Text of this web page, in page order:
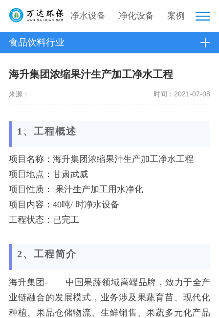
净水设备 净化设备 案例
食品饮料行业
海升集团浓缩果汁生产加工净水工程
来源： 时间：2021-07-08
1、工程概述
项目名称：海升集团浓缩果汁生产加工净水工程
项目地点：甘肃武威
项目性质： 果汁生产加工用水净化
项目内容：40吨/ 时净水设备
工程状态：已完工
2、工程简介
海升集团-——中国果蔬领域高端品牌，致力于全产
业链融合的发展模式，业务涉及果蔬育苗、现代化
种植、果品仓储物流、生鲜销售、果蔬多元化产品